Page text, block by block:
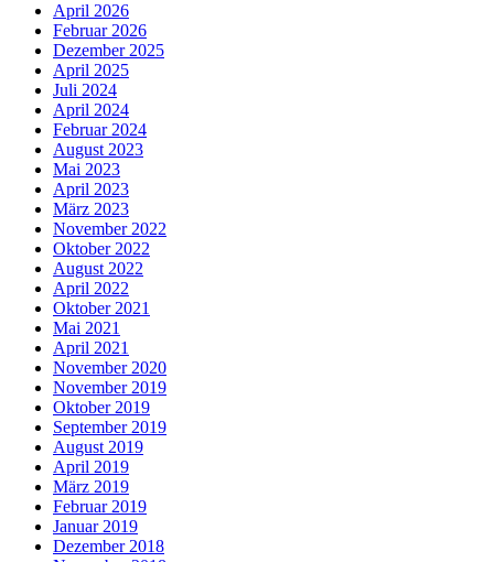
April 2026
Februar 2026
Dezember 2025
April 2025
Juli 2024
April 2024
Februar 2024
August 2023
Mai 2023
April 2023
März 2023
November 2022
Oktober 2022
August 2022
April 2022
Oktober 2021
Mai 2021
April 2021
November 2020
November 2019
Oktober 2019
September 2019
August 2019
April 2019
März 2019
Februar 2019
Januar 2019
Dezember 2018